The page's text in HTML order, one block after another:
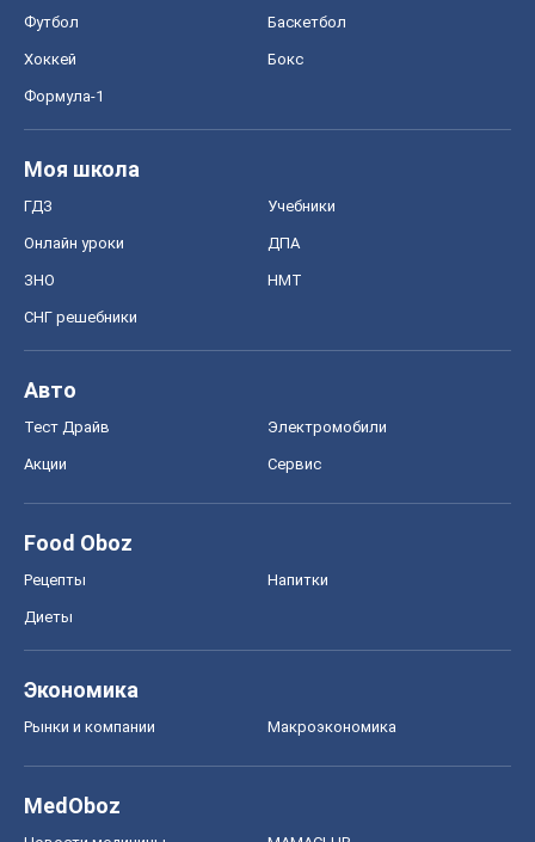
Футбол Баскетбол
Хоккей Бокс
Формула-1
Моя школа
ГДЗ Учебники
Онлайн уроки ДПА
ЗНО НМТ
СНГ решебники
Авто
Тест Драйв Электромобили
Акции Сервис
Food Oboz
Рецепты Напитки
Диеты
Экономика
Рынки и компании Mакроэкономика
MedOboz